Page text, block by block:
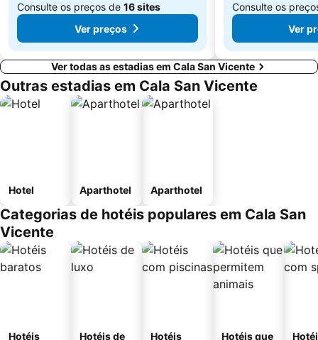
Consulte os preços de 16 sites
Ver preços
Consulte os
Ver
Ver todas as estadias em Cala San Vicente
Outras estadias em Cala San Vicente
Hotel Aparthotel Aparthotel
Categorias de hotéis populares em Cala San
Vicente
Hotéis
Hotéis de
Hotéis
Hotéis que